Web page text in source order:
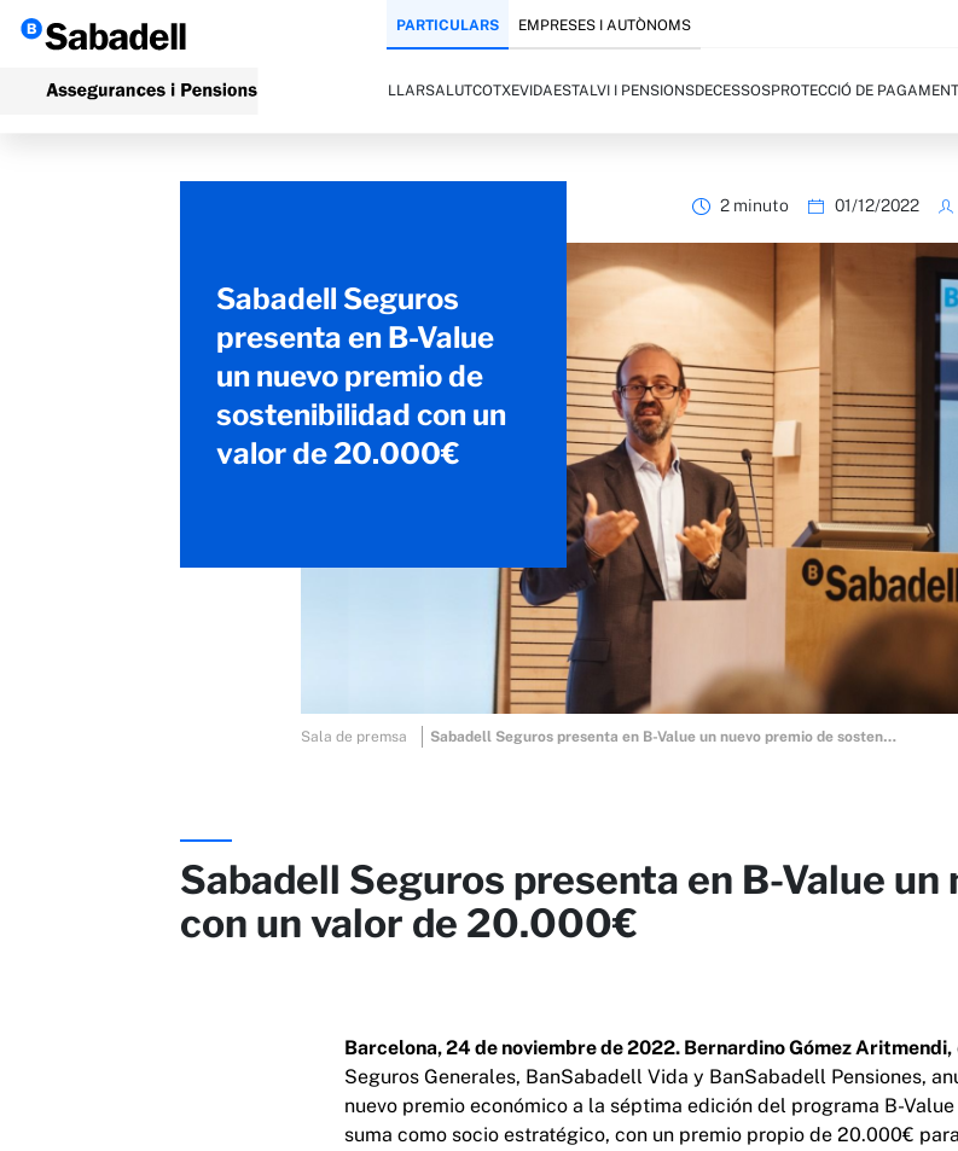
PARTICULARS EMPRESES I AUTÒNOMS
LLARSALUTCOTXEVIDAESTALVI I PENSIONSDECESSOSPROTECCIÓ DE
Sabadell Seguros
presenta en B-Value
un nuevo premio de
sostenibilidad con un
valor de 20.000€
2 minuto 01/12/2022
Sala de premsa Sabadell Seguros presenta en B-Value un nuevo premio de sostenibilidad con un valor de 20.000€
Sabadell Seguros presenta en B-Value
con un valor de 20.000€
Barcelona, ​​24 de noviembre de 2022. Bernardino Gómez Aritmendi,
Seguros Generales, BanSabadell Vida y BanSabadell Pensiones,
nuevo premio económico a la séptima edición del programa B-
suma como socio estratégico, con un premio propio de 20.000€